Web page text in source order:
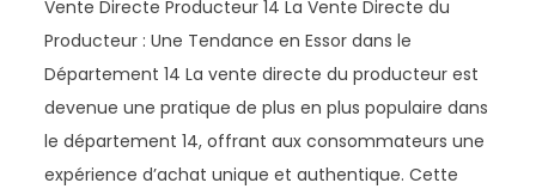
Vente Directe Producteur 14 La Vente Directe du
Producteur : Une Tendance en Essor dans le
Département 14 La vente directe du producteur est
devenue une pratique de plus en plus populaire dans
le département 14, offrant aux consommateurs une
expérience d’achat unique et authentique. Cette